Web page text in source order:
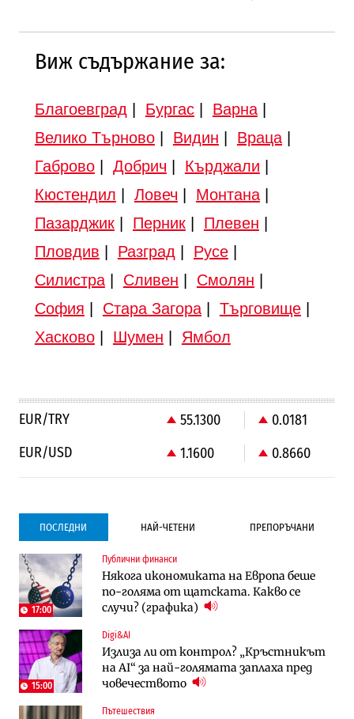
Виж съдържание за:
Благоевград Бургас| Варна|
Велико Търново| Видин Враца|
Габрово| Добрич Кърджали
Кюстендил
Ловеч Монтана|
Пазарджик| Перник| Плевен
Пловдив
Разград Русе|
Силистра| Сливен Смолян
София
Стара Загора| Търговище|
Хасково| Шумен Ямбол
EUR/TRY 55.1300
0.0181
EUR/USD
1.1600 0.8660
ПОСЛЕДНИ НАЙ-ЧЕТЕНИ ПРЕПОРЪЧАНИ
17:00
Публични финанси
Някога икономиката на Европа беше
по-голяма от щатската. Какво се
случи? (графика)
15:00
Digi&AI
Излиза ли от контрол? „Кръстникът
на AI“ за най-голямата заплаха пред
човечеството
Пътешествия
Градоустройство
Столична община избра изпълнител за
преместването на трамвайното
трасе по бул. „Скобелев“
Компании
Vivacom предлага над 150 устройства с
90% отстъпка през август
Компании
Компании
Vivacom предлага над 150 устройства с
90% отстъпка през август
Градоустройство
Столична община избра изпълнител за
преместването на трамвайното
трасе по бул. „Скобелев“
Енергетика